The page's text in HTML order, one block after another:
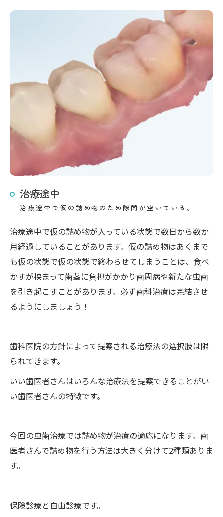
治療途中
治療途中で仮の詰め物のため隙間が空いている。
治療途中で仮の詰め物が入っている状態で数日から数か
月経過していることがあります。仮の詰め物はあくまで
も仮の状態で仮の状態で終わらせてしまうことは、食べ
かすが挟まって歯茎に負担がかかり歯周病や新たな虫歯
を引き起こすことがあります。必ず歯科治療は完結させ
るようにしましょう！
歯科医院の方針によって提案される治療法の選択肢は限
られてきます。
いい歯医者さんはいろんな治療法を提案できることがい
い歯医者さんの特徴です。
今回の虫歯治療では詰め物が治療の適応になります。歯
医者さんで詰め物を行う方法は大きく分けて2種類ありま
す。
保険診療と自由診療です。